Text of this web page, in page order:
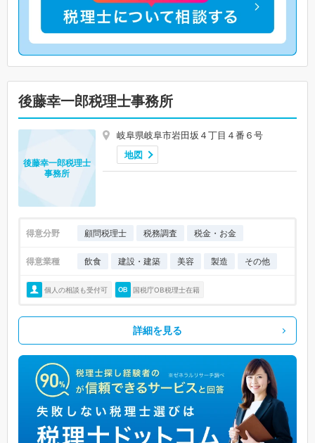
後藤幸一郎税理士事務所
岐阜県岐阜市岩田坂４丁目４番６号
地図
後藤幸一郎税理士
事務所
得意分野 顧問税理士 税務調査 税金・お金
得意業種 飲食 建設・建築 美容 製造 その他
個人の相談も受付可 国税庁OB税理士在籍
詳細を見る